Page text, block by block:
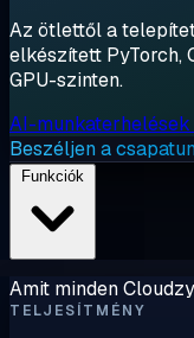
Az ötlettől a
elkészített PyTorch,
GPU-szinten.
AI-
Beszéljen a
Amit minden
TELJESÍTMÉNY